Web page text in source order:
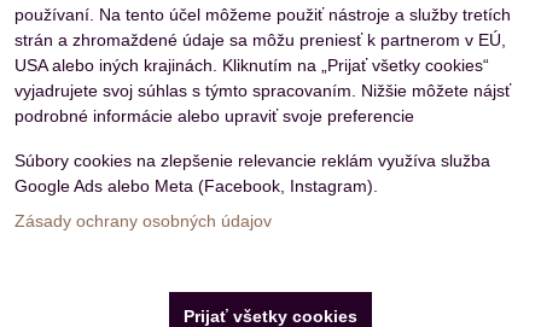
Zásady ochrany osobných údajov
používaní. Na tento účel môžeme použiť nástroje a služby tretích
strán a zhromaždené údaje sa môžu preniesť k partnerom v EÚ,
USA alebo iných krajinách. Kliknutím na „Prijať všetky cookies“
vyjadrujete svoj súhlas s týmto spracovaním. Nižšie môžete nájsť
podrobné informácie alebo upraviť svoje preferencie
Súbory cookies na zlepšenie relevancie reklám využíva služba
Google Ads alebo Meta (Facebook, Instagram).
Zásady ochrany osobných údajov
Prijať všetky cookies